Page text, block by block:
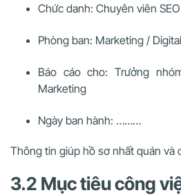
Chức danh: Chuyên viên SEO
Phòng ban: Marketing /
Báo cáo cho: Trưởng
Marketing
Ngày ban hành: ………
Thông tin giúp hồ sơ nhất quán và
3.2 Mục tiêu công